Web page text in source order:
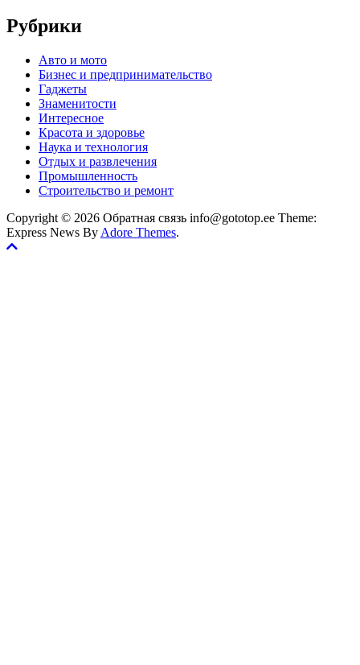
Рубрики
Авто и мото
Бизнес и предпринимательство
Гаджеты
Знаменитости
Интересное
Красота и здоровье
Наука и технология
Отдых и развлечения
Промышленность
Строительство и ремонт
Copyright © 2026 Обратная связь info@gototop.ee Theme:
Express News By Adore Themes.